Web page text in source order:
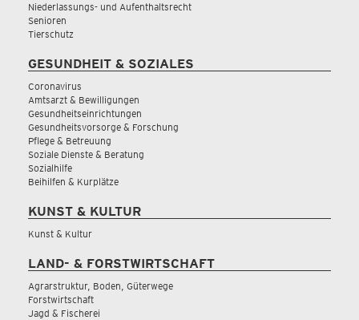
Niederlassungs- und Aufenthaltsrecht
Senioren
Tierschutz
GESUNDHEIT & SOZIALES
Coronavirus
Amtsarzt & Bewilligungen
Gesundheitseinrichtungen
Gesundheitsvorsorge & Forschung
Pflege & Betreuung
Soziale Dienste & Beratung
Sozialhilfe
Beihilfen & Kurplätze
KUNST & KULTUR
Kunst & Kultur
LAND- & FORSTWIRTSCHAFT
Agrarstruktur, Boden, Güterwege
Forstwirtschaft
Jagd & Fischerei